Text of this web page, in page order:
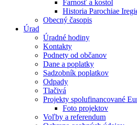
Farnosť a kostol
Historia Parochiae
Obecný časopis
Úrad
Úradné hodiny
Kontakty
Podnety od občanov
Dane a poplatky
Sadzobník poplatkov
Odpady
Tlačivá
Projekty spolufinancované
Foto projektov
Voľby a referendum